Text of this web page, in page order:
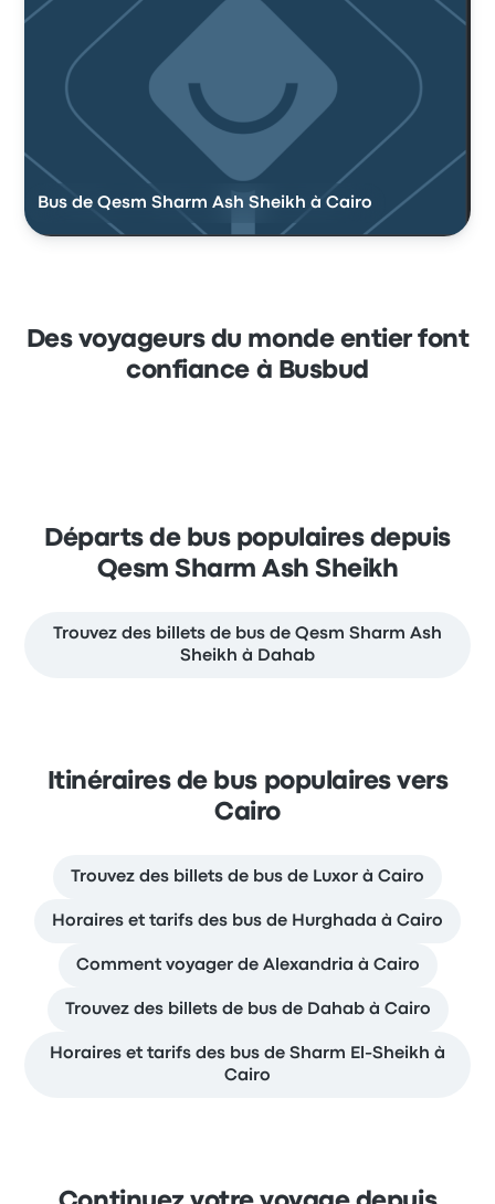
Bus de Qesm Sharm Ash Sheikh à Cairo
Des voyageurs du monde entier font
confiance à Busbud
Départs de bus populaires depuis
Qesm Sharm Ash Sheikh
Trouvez des billets de bus de Qesm Sharm Ash
Sheikh à Dahab
Itinéraires de bus populaires vers
Cairo
Trouvez des billets de bus de Luxor à Cairo
Horaires et tarifs des bus de Hurghada à Cairo
Comment voyager de Alexandria à Cairo
Trouvez des billets de bus de Dahab à Cairo
Horaires et tarifs des bus de Sharm El-Sheikh à
Cairo